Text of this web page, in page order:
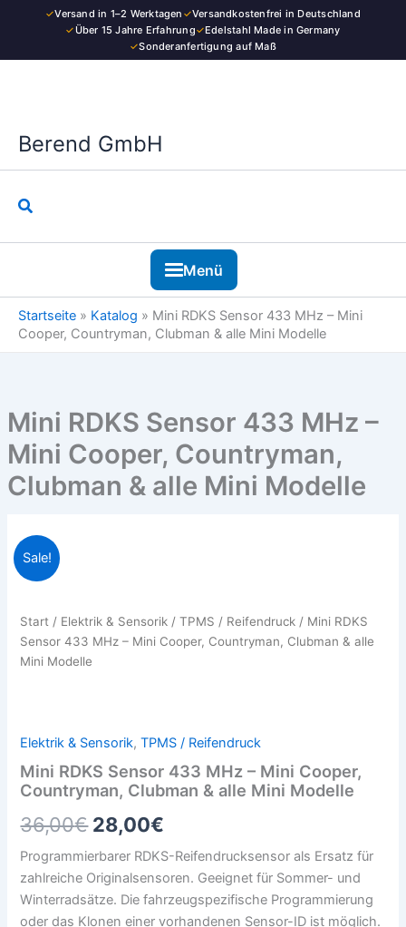
✓Versand in 1–2 Werktagen ✓Versandkostenfrei in Deutschland
✓Über 15 Jahre Erfahrung✓Edelstahl Made in Germany
✓Sonderanfertigung auf Maß
Berend GmbH
Suchen
Menü
Startseite » Katalog » Mini RDKS Sensor 433 MHz – Mini
Cooper, Countryman, Clubman & alle Mini Modelle
Mini RDKS Sensor 433 MHz –
Mini Cooper, Countryman,
Clubman & alle Mini Modelle
Sale!
Start / Elektrik & Sensorik /TPMS / Reifendruck / Mini RDKS
Sensor 433 MHz – Mini Cooper, Countryman, Clubman & alle
Mini Modelle
Elektrik & Sensorik,TPMS / Reifendruck
Mini RDKS Sensor 433 MHz – Mini Cooper,
Countryman, Clubman & alle Mini Modelle
36,00€
war:
28,00€
ist:
28,00€.
Programmierbarer RDKS-Reifendrucksensor als Ersatz für
zahlreiche Originalsensoren. Geeignet für Sommer- und
Winterradsätze. Die fahrzeugspezifische Programmierung
oder das Klonen einer vorhandenen Sensor-ID ist möglich.
Mini
RDKS
Sensor
MHz
–
Mini
alle
Mini
Modelle